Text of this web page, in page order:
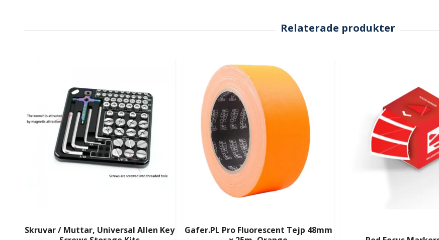
Skruvar / Muttar, Universal Allen Key
Gafer.PL Pro Fluorescent Tejp 48mm